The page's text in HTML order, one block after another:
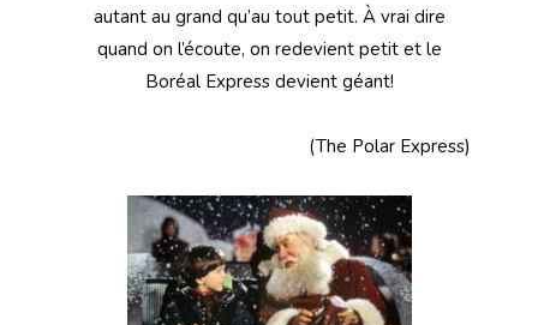
autant au grand qu’au tout petit. À vrai dire
quand on l’écoute, on redevient petit et le
Boréal Express devient géant!
(The Polar Express)